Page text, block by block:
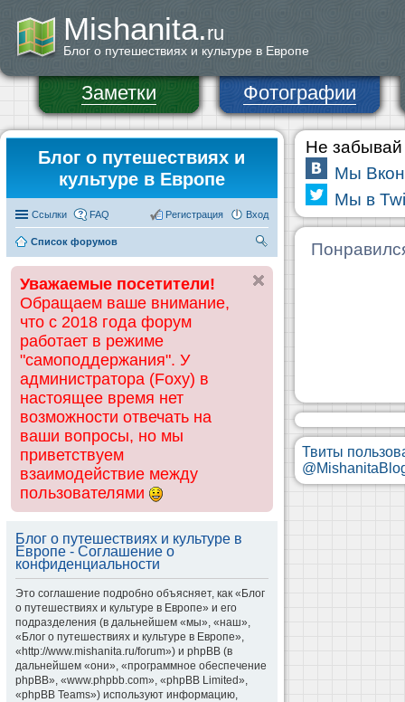
Mishanita.ru
Блог о путешествиях и культуре в Европе
Заметки Фотографии
Блог о путешествиях и
культуре в Европе
Ссылки FAQ Вход
Регистрация
Список форумов
ск
Уважаемые посетители!
Обращаем ваше внимание,
что с 2018 года форум
работает в режиме
"самоподдержания". У
администратора (Foxy) в
настоящее время нет
возможности отвечать на
ваши вопросы, но мы
приветствуем
взаимодействие между
пользователями
Блог о путешествиях и культуре в
Европе - Соглашение о
конфиденциальности
Это соглашение подробно объясняет, как «Блог
о путешествиях и культуре в Европе» и его
подразделения (в дальнейшем «мы», «наш»,
«Блог о путешествиях и культуре в Европе»,
«http://www.mishanita.ru/forum») и phpBB (в
дальнейшем «они», «программное обеспечение
phpBB», «www.phpbb.com», «phpBB Limited»,
«phpBB Teams») используют информацию,
Не забывай
Мы
Мы в
Твиты